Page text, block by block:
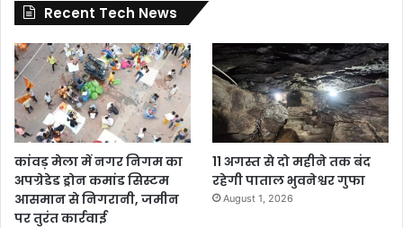
Recent Tech News
कांवड़ मेला में नगर निगम का
अपग्रेडेड ड्रोन कमांड सिस्टम
आसमान से निगरानी, जमीन
पर तुरंत कार्रवाई
11 अगस्त से दो महीने तक बंद
रहेगी पाताल भुवनेश्वर गुफा
August 1, 2026